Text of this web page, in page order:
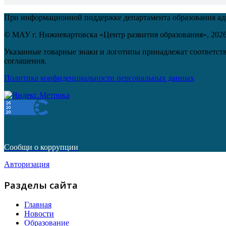
При информационной поддержке департамента образования
© МАУ г. Нижневартовска «Центр развития образования»,
Указанные товарные знаки и логотипы принадлежат
соглашения.
Политика конфиденциальности персональных данных
Сообщи о коррупции
Авторизация
Разделы сайта
Главная
Новости
Образование